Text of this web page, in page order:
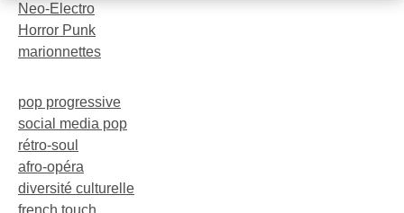
Neo-Electro
Horror Punk
marionnettes
pop progressive
social media pop
rétro-soul
afro-opéra
diversité culturelle
french touch